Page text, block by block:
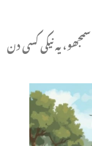
یہ نیکی کسی دن